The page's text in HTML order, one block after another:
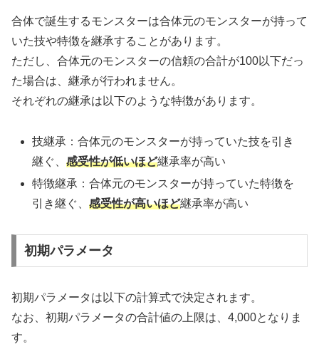
合体で誕生するモンスターは合体元のモンスターが持って
いた技や特徴を継承することがあります。
ただし、合体元のモンスターの信頼の合計が100以下だっ
た場合は、継承が行われません。
それぞれの継承は以下のような特徴があります。
技継承：合体元のモンスターが持っていた技を引き
継ぐ、感受性が低いほど継承率が高い
特徴継承：合体元のモンスターが持っていた特徴を
引き継ぐ、感受性が高いほど継承率が高い
初期パラメータ
初期パラメータは以下の計算式で決定されます。
なお、初期パラメータの合計値の上限は、4,000となりま
す。